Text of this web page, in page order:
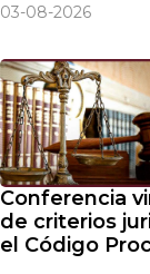
03-08-2026
Conferencia
de criterios
el Código